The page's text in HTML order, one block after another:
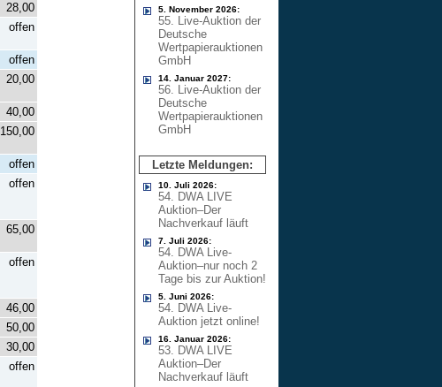
28,00
offen
offen
20,00
40,00
150,00
offen
offen
65,00
offen
46,00
50,00
30,00
offen
5. November 2026:
55. Live-Auktion der
Deutsche
Wertpapierauktionen
GmbH
14. Januar 2027:
56. Live-Auktion der
Deutsche
Wertpapierauktionen
GmbH
Letzte Meldungen:
10. Juli 2026:
54. DWA LIVE
Auktion–Der
Nachverkauf läuft
7. Juli 2026:
54. DWA Live-
Auktion–nur noch 2
Tage bis zur Auktion!
5. Juni 2026:
54. DWA Live-
Auktion jetzt online!
16. Januar 2026:
53. DWA LIVE
Auktion–Der
Nachverkauf läuft